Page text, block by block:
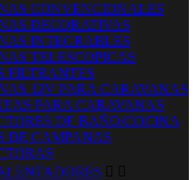
CONVENCIONALES
DECORATIVAS
INTEGRABLES
TELESCOPICAS
FILTRANTES
12V PARA CARAVANAS
PARA CARAVANAS
DE BAÑO/COCINA
DE CAMPANAS
 